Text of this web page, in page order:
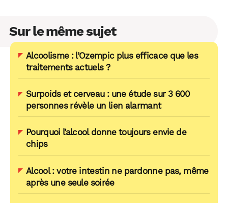
Sur le même sujet
Alcoolisme : l’Ozempic plus efficace que les
traitements actuels ?
Surpoids et cerveau : une étude sur 3 600
personnes révèle un lien alarmant
Pourquoi l’alcool donne toujours envie de
chips
Alcool : votre intestin ne pardonne pas, même
après une seule soirée